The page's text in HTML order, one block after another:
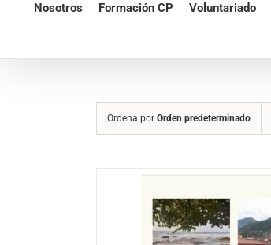
Nosotros Formación CP Voluntariado
Ordena por Orden predeterminado